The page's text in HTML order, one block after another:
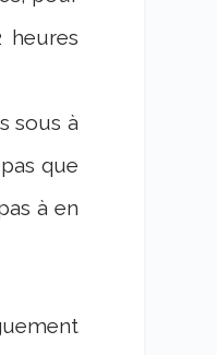
heures
sous à
que
à en